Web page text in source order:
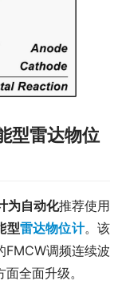
型雷达物位
为自动化推荐使用
型雷达物位计。该
FMCW调频连续波
全面升级。